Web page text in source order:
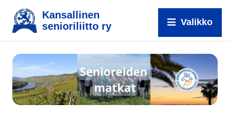
Kansallinen
senioriliitto ry
Valikko